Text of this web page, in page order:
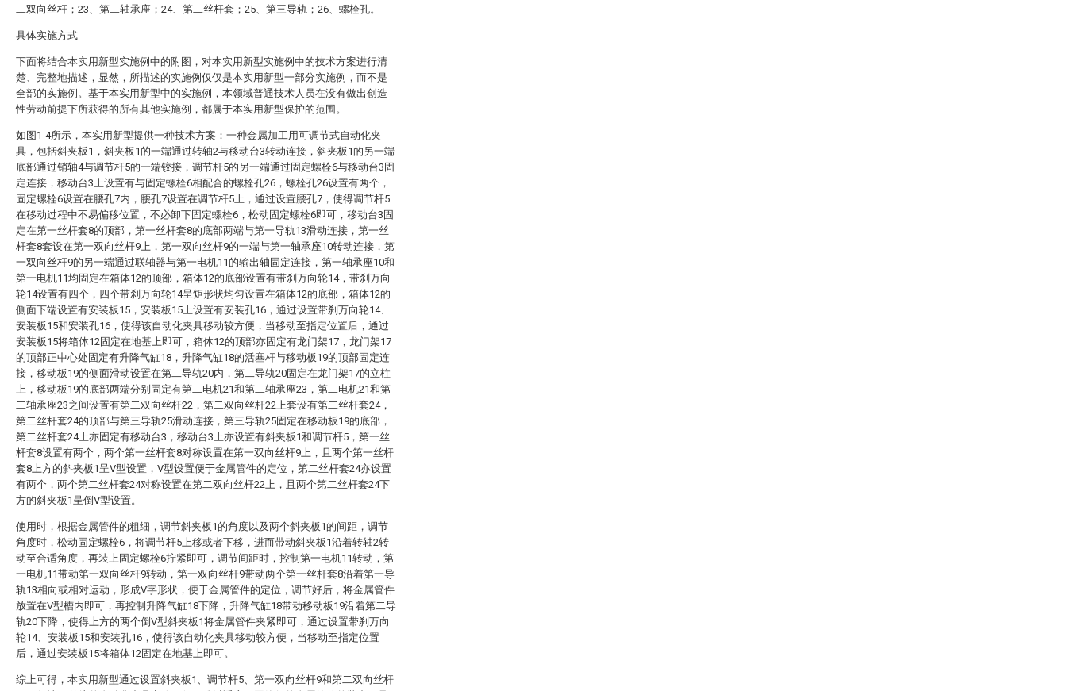
二双向丝杆；23、第二轴承座；24、第二丝杆套；25、第三导轨；26、螺栓孔。
具体实施方式
下面将结合本实用新型实施例中的附图，对本实用新型实施例中的技术方案进行清
楚、完整地描述，显然，所描述的实施例仅仅是本实用新型一部分实施例，而不是
全部的实施例。基于本实用新型中的实施例，本领域普通技术人员在没有做出创造
性劳动前提下所获得的所有其他实施例，都属于本实用新型保护的范围。
如图1-4所示，本实用新型提供一种技术方案：一种金属加工用可调节式自动化夹
具，包括斜夹板1，斜夹板1的一端通过转轴2与移动台3转动连接，斜夹板1的另一端
底部通过销轴4与调节杆5的一端铰接，调节杆5的另一端通过固定螺栓6与移动台3固
定连接，移动台3上设置有与固定螺栓6相配合的螺栓孔26，螺栓孔26设置有两个，
固定螺栓6设置在腰孔7内，腰孔7设置在调节杆5上，通过设置腰孔7，使得调节杆5
在移动过程中不易偏移位置，不必卸下固定螺栓6，松动固定螺栓6即可，移动台3固
定在第一丝杆套8的顶部，第一丝杆套8的底部两端与第一导轨13滑动连接，第一丝
杆套8套设在第一双向丝杆9上，第一双向丝杆9的一端与第一轴承座10转动连接，第
一双向丝杆9的另一端通过联轴器与第一电机11的输出轴固定连接，第一轴承座10和
第一电机11均固定在箱体12的顶部，箱体12的底部设置有带刹万向轮14，带刹万向
轮14设置有四个，四个带刹万向轮14呈矩形状均匀设置在箱体12的底部，箱体12的
侧面下端设置有安装板15，安装板15上设置有安装孔16，通过设置带刹万向轮14、
安装板15和安装孔16，使得该自动化夹具移动较方便，当移动至指定位置后，通过
安装板15将箱体12固定在地基上即可，箱体12的顶部亦固定有龙门架17，龙门架17
的顶部正中心处固定有升降气缸18，升降气缸18的活塞杆与移动板19的顶部固定连
接，移动板19的侧面滑动设置在第二导轨20内，第二导轨20固定在龙门架17的立柱
上，移动板19的底部两端分别固定有第二电机21和第二轴承座23，第二电机21和第
二轴承座23之间设置有第二双向丝杆22，第二双向丝杆22上套设有第二丝杆套24，
第二丝杆套24的顶部与第三导轨25滑动连接，第三导轨25固定在移动板19的底部，
第二丝杆套24上亦固定有移动台3，移动台3上亦设置有斜夹板1和调节杆5，第一丝
杆套8设置有两个，两个第一丝杆套8对称设置在第一双向丝杆9上，且两个第一丝杆
套8上方的斜夹板1呈V型设置，V型设置便于金属管件的定位，第二丝杆套24亦设置
有两个，两个第二丝杆套24对称设置在第二双向丝杆22上，且两个第二丝杆套24下
方的斜夹板1呈倒V型设置。
使用时，根据金属管件的粗细，调节斜夹板1的角度以及两个斜夹板1的间距，调节
角度时，松动固定螺栓6，将调节杆5上移或者下移，进而带动斜夹板1沿着转轴2转
动至合适角度，再装上固定螺栓6拧紧即可，调节间距时，控制第一电机11转动，第
一电机11带动第一双向丝杆9转动，第一双向丝杆9带动两个第一丝杆套8沿着第一导
轨13相向或相对运动，形成V字形状，便于金属管件的定位，调节好后，将金属管件
放置在V型槽内即可，再控制升降气缸18下降，升降气缸18带动移动板19沿着第二导
轨20下降，使得上方的两个倒V型斜夹板1将金属管件夹紧即可，通过设置带刹万向
轮14、安装板15和安装孔16，使得该自动化夹具移动较方便，当移动至指定位置
后，通过安装板15将箱体12固定在地基上即可。
综上可得，本实用新型通过设置斜夹板1、调节杆5、第一双向丝杆9和第二双向丝杆